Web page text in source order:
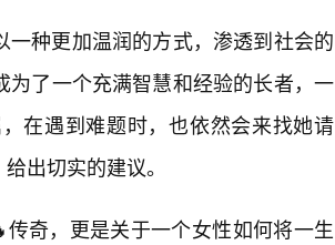
种更加温润的方式，渗透到社会的
了一个充满智慧和经验的长者，一
在遇到难题时，也依然会来找她请
出切实的建议。
奇，更是关于一个女性如何将一生